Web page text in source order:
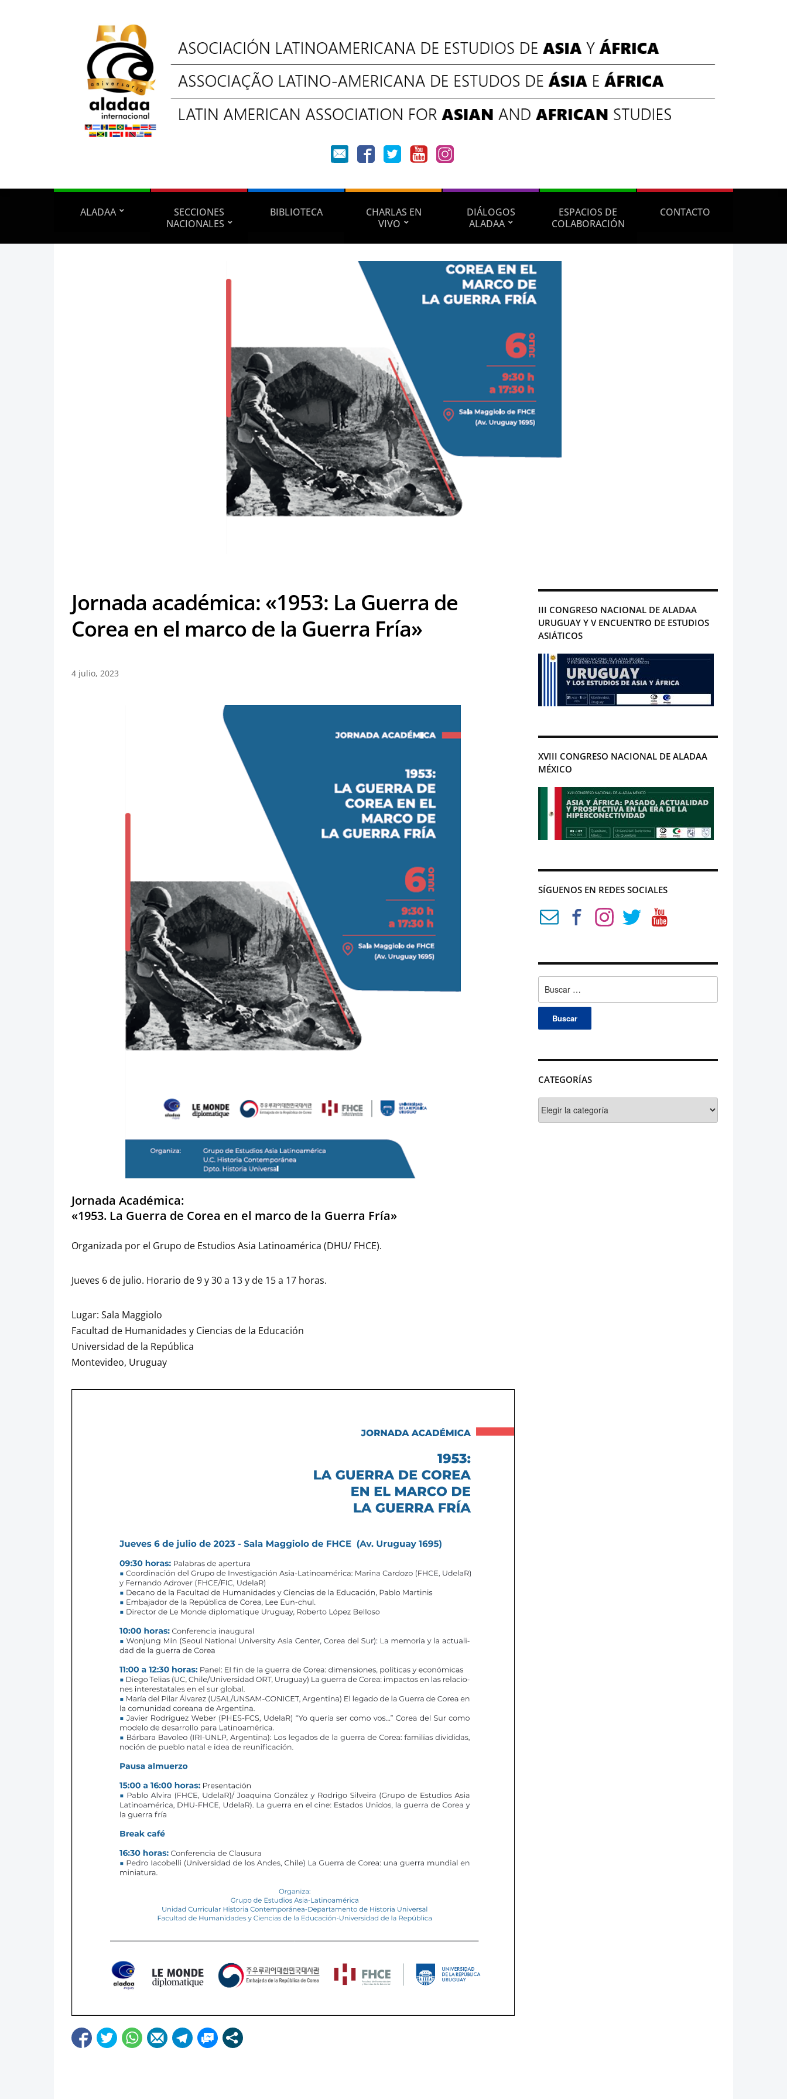
ALADAA
SECCIONES
NACIONALES
BIBLIOTECA
CHARLAS EN
VIVO
DIÁLOGOS
ALADAA
ESPACIOS DE
COLABORACIÓN
CONTACTO
Jornada académica: «1953: La Guerra de
Corea en el marco de la Guerra Fría»
4 julio, 2023
Jornada Académica:
«1953. La Guerra de Corea en el marco de la Guerra Fría»
Organizada por el Grupo de Estudios Asia Latinoamérica (DHU/ FHCE).
Jueves 6 de julio. Horario de 9 y 30 a 13 y de 15 a 17 horas.
Lugar: Sala Maggiolo
Facultad de Humanidades y Ciencias de la Educación
Universidad de la República
Montevideo, Uruguay
III CONGRESO NACIONAL DE ALADAA
URUGUAY Y V ENCUENTRO DE ESTUDIOS
ASIÁTICOS
XVIII CONGRESO NACIONAL DE ALADAA
MÉXICO
SÍGUENOS EN REDES SOCIALES
CATEGORÍAS